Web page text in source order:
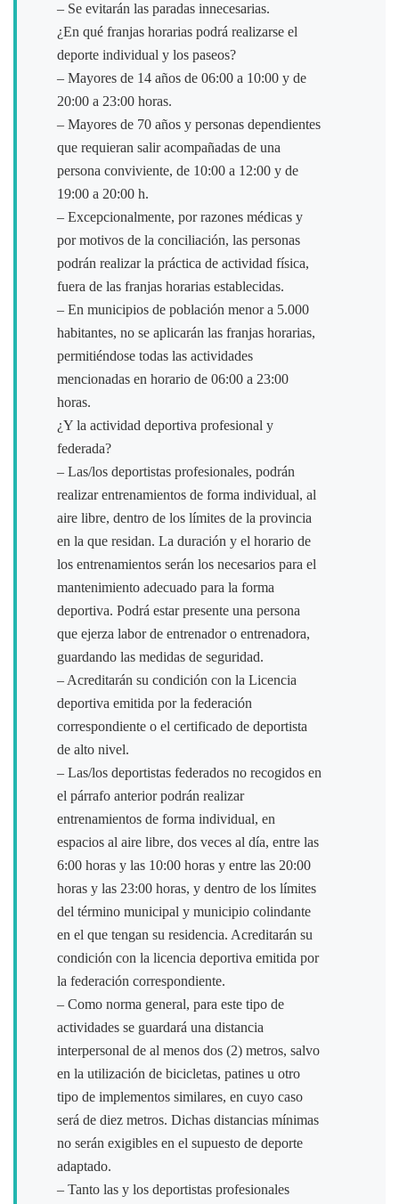
– Se evitarán las paradas innecesarias.
¿En qué franjas horarias podrá realizarse el
deporte individual y los paseos?
– Mayores de 14 años de 06:00 a 10:00 y de
20:00 a 23:00 horas.
– Mayores de 70 años y personas dependientes
que requieran salir acompañadas de una
persona conviviente, de 10:00 a 12:00 y de
19:00 a 20:00 h.
– Excepcionalmente, por razones médicas y
por motivos de la conciliación, las personas
podrán realizar la práctica de actividad física,
fuera de las franjas horarias establecidas.
– En municipios de población menor a 5.000
habitantes, no se aplicarán las franjas horarias,
permitiéndose todas las actividades
mencionadas en horario de 06:00 a 23:00
horas.
¿Y la actividad deportiva profesional y
federada?
– Las/los deportistas profesionales, podrán
realizar entrenamientos de forma individual, al
aire libre, dentro de los límites de la provincia
en la que residan. La duración y el horario de
los entrenamientos serán los necesarios para el
mantenimiento adecuado para la forma
deportiva. Podrá estar presente una persona
que ejerza labor de entrenador o entrenadora,
guardando las medidas de seguridad.
– Acreditarán su condición con la Licencia
deportiva emitida por la federación
correspondiente o el certificado de deportista
de alto nivel.
– Las/los deportistas federados no recogidos en
el párrafo anterior podrán realizar
entrenamientos de forma individual, en
espacios al aire libre, dos veces al día, entre las
6:00 horas y las 10:00 horas y entre las 20:00
horas y las 23:00 horas, y dentro de los límites
del término municipal y municipio colindante
en el que tengan su residencia. Acreditarán su
condición con la licencia deportiva emitida por
la federación correspondiente.
– Como norma general, para este tipo de
actividades se guardará una distancia
interpersonal de al menos dos (2) metros, salvo
en la utilización de bicicletas, patines u otro
tipo de implementos similares, en cuyo caso
será de diez metros. Dichas distancias mínimas
no serán exigibles en el supuesto de deporte
adaptado.
– Tanto las y los deportistas profesionales